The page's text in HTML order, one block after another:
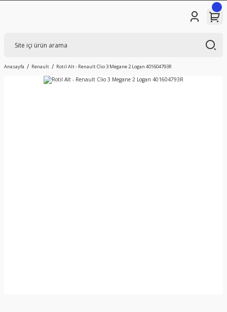
Anasayfa Renault Rotil Alt - Renault Clio 3 Megane 2 Logan 401604793R